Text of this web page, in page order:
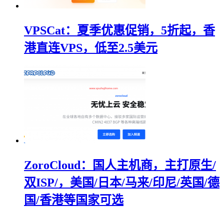
VPSCat：夏季优惠促销，5折起，香
港直连VPS，低至2.5美元
ZoroCloud：国人主机商，主打原生/
双ISP/，美国/日本/马来/印尼/英国/德
国/香港等国家可选